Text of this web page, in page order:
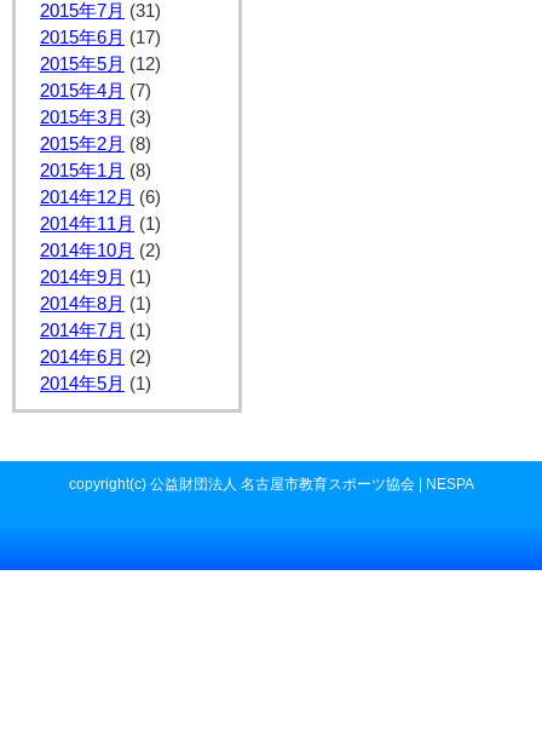
2015年7月 (31)
2015年6月 (17)
2015年5月 (12)
2015年4月 (7)
2015年3月 (3)
2015年2月 (8)
2015年1月 (8)
2014年12月 (6)
2014年11月 (1)
2014年10月 (2)
2014年9月 (1)
2014年8月 (1)
2014年7月 (1)
2014年6月 (2)
2014年5月 (1)
copyright(c) 公益財団法人 名古屋市教育スポーツ協会 | NESPA